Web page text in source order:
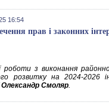
16:54
прав і законних
з виконання
розвитку на 2024-2026
Олександр Смоляр.